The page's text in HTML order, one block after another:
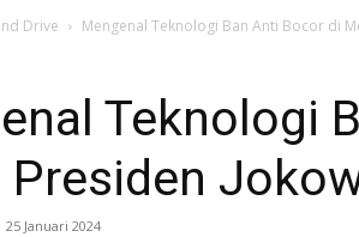
Drive Mengenal Teknologi Ban Anti Bocor di
Teknologi
25 Januari 2024